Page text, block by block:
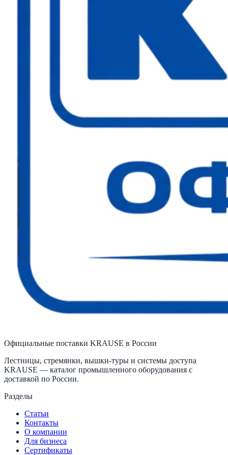
Официальные поставки KRAUSE в России
Лестницы, стремянки, вышки-туры и системы доступа
KRAUSE — каталог промышленного оборудования с
доставкой по России.
Разделы
Статьи
Контакты
О компании
Для бизнеса
Сертификаты